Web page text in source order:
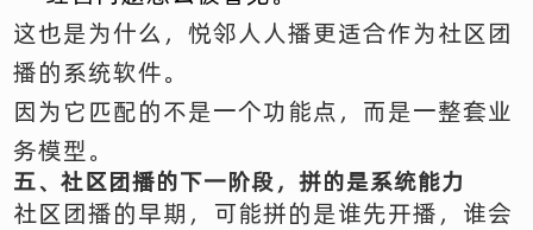
这也是为什么，悦邻人人播更适合作为社区团
播的系统软件。
因为它匹配的不是一个功能点，而是一整套业
务模型。
五、社区团播的下一阶段，拼的是系统能力
社区团播的早期，可能拼的是谁先开播，谁会